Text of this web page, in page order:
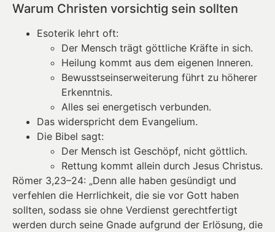
Warum Christen vorsichtig sein sollten
Esoterik lehrt oft:
Der Mensch trägt göttliche Kräfte in sich.
Heilung kommt aus dem eigenen Inneren.
Bewusstseinserweiterung führt zu höherer
Erkenntnis.
Alles sei energetisch verbunden.
Das widerspricht dem Evangelium.
Die Bibel sagt:
Der Mensch ist Geschöpf, nicht göttlich.
Rettung kommt allein durch Jesus Christus.
Römer 3,23–24: „Denn alle haben gesündigt und
verfehlen die Herrlichkeit, die sie vor Gott haben
sollten, sodass sie ohne Verdienst gerechtfertigt
werden durch seine Gnade aufgrund der Erlösung, die